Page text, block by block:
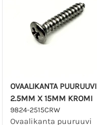
OVAALIKANTA PUURUUVI
2.5MM X 15MM KROMI
9824-2515CRW
Ovaalikanta puuruuvi